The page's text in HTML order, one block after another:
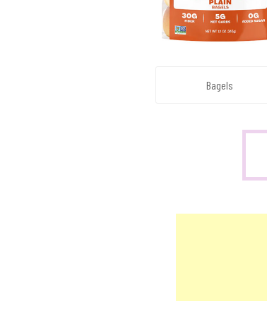
Bagels